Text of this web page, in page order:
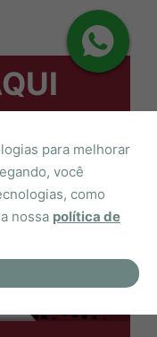
para melhorar
você
como
nossa política de